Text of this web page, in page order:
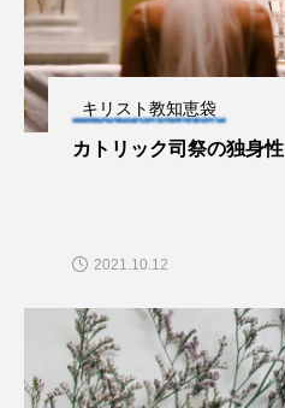
キリスト教知恵袋
カトリック司祭の独身性
2021.10.12